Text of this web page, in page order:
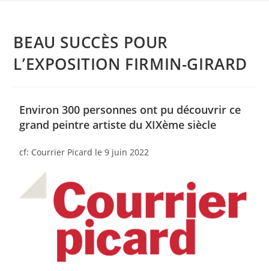
BEAU SUCCÈS POUR
L’EXPOSITION FIRMIN-GIRARD
Environ 300 personnes ont pu découvrir ce
grand peintre artiste du XIXème siècle
cf: Courrier Picard le 9 juin 2022